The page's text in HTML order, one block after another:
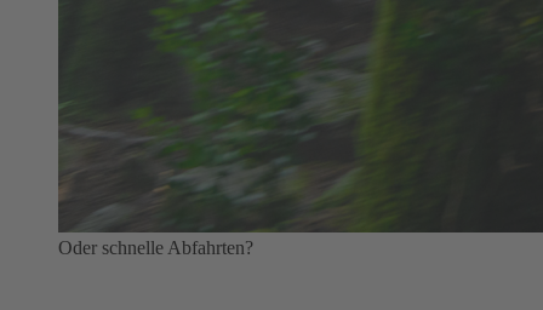
Oder schnelle Abfahrten?